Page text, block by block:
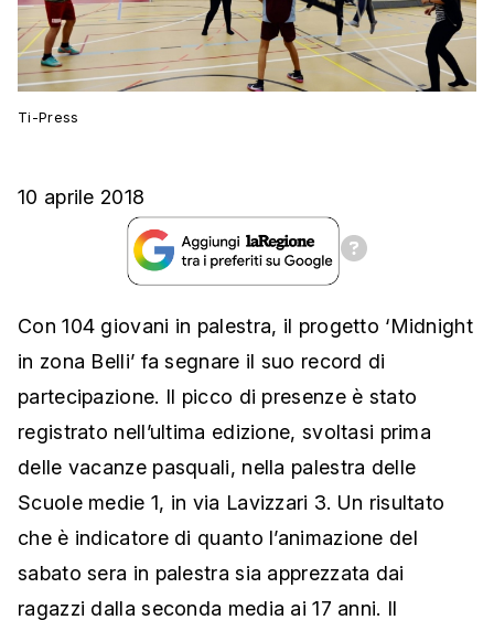
Ti-Press
10 aprile 2018
Con 104 giovani in palestra, il progetto ‘Midnight
in zona Belli’ fa segnare il suo record di
partecipazione. Il picco di presenze è stato
registrato nell’ultima edizione, svoltasi prima
delle vacanze pasquali, nella palestra delle
Scuole medie 1, in via Lavizzari 3. Un risultato
che è indicatore di quanto l’animazione del
sabato sera in palestra sia apprezzata dai
ragazzi dalla seconda media ai 17 anni. Il